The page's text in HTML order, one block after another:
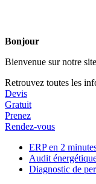
Bonjour
Bienvenue sur notre site
Retrouvez toutes les
Devis
Gratuit
Prenez
Rendez-vous
ERP en 2
Audit
Diagnostic de